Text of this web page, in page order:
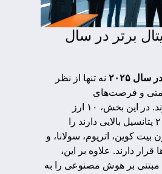
دیجیتال برتر در سال
۲۰۲۵
نه تنها از نظر
و فرصت‌های
سرمایه‌گذاری نیز اهمیت دارند. در این بخش، ۱۰ ارز
دیجیتال برتر که در سال ۲۰۲۵ پتانسیل بالایی دارند را
کوین، اتریوم، سولانا، و
دارند. علاوه بر این،
مبتنی بر هوش مصنوعی را به